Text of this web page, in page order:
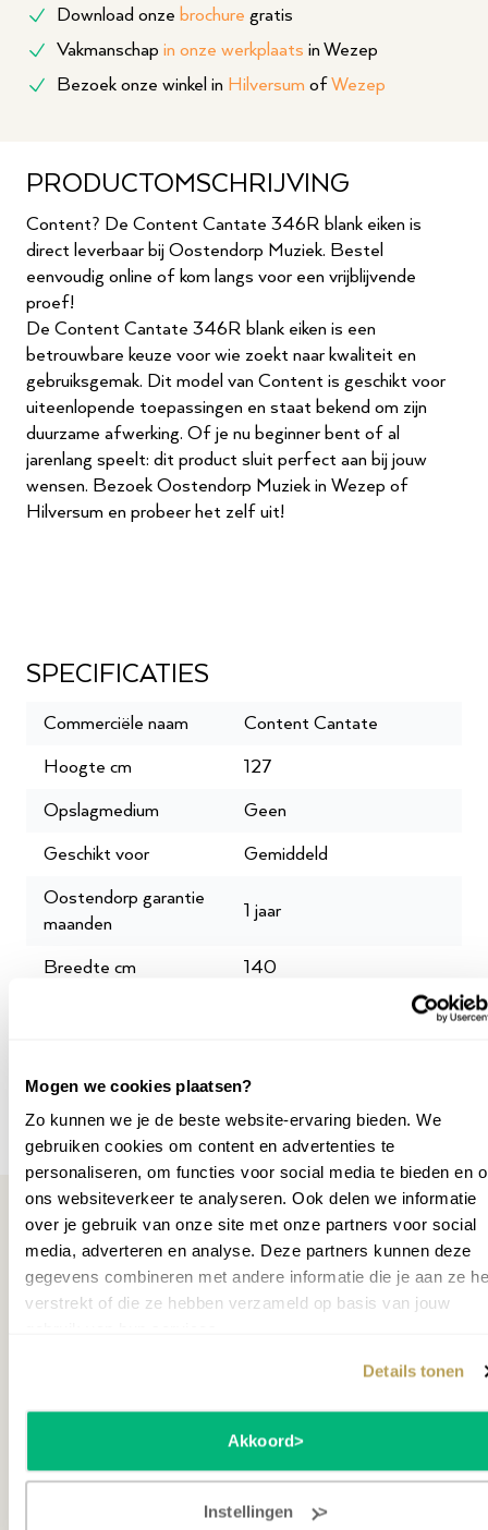
Mogen we cookies plaatsen?
Zo kunnen we je de beste website-ervaring bieden. We
gebruiken cookies om content en advertenties te
personaliseren, om functies voor social media te bieden en
ons websiteverkeer te analyseren. Ook delen we informatie
over je gebruik van onze site met onze partners voor social
media, adverteren en analyse. Deze partners kunnen deze
gegevens combineren met andere informatie die je aan ze
verstrekt of die ze hebben verzameld op basis van jouw
Details tonen
Akkoord
Instellingen
Download onze brochure gratis
Vakmanschap in onze werkplaats in Wezep
Bezoek onze winkel in Hilversum of Wezep
PRODUCTOMSCHRIJVING
Content? De Content Cantate 346R blank eiken is
direct leverbaar bij Oostendorp Muziek. Bestel
eenvoudig online of kom langs voor een vrijblijvende
proef!
De Content Cantate 346R blank eiken is een
betrouwbare keuze voor wie zoekt naar kwaliteit en
gebruiksgemak. Dit model van Content is geschikt voor
uiteenlopende toepassingen en staat bekend om zijn
duurzame afwerking. Of je nu beginner bent of al
jarenlang speelt: dit product sluit perfect aan bij jouw
wensen. Bezoek Oostendorp Muziek in Wezep of
Hilversum en probeer het zelf uit!
SPECIFICATIES
Commerciële naam
Content Cantate
Hoogte cm
127
Opslagmedium
Geen
Geschikt voor
Gemiddeld
Oostendorp garantie
maanden
1 jaar
Breedte cm
140
SKU
Meer specificaties
Misschien ook interessant